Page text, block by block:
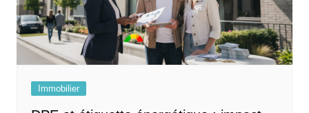
Immobilier